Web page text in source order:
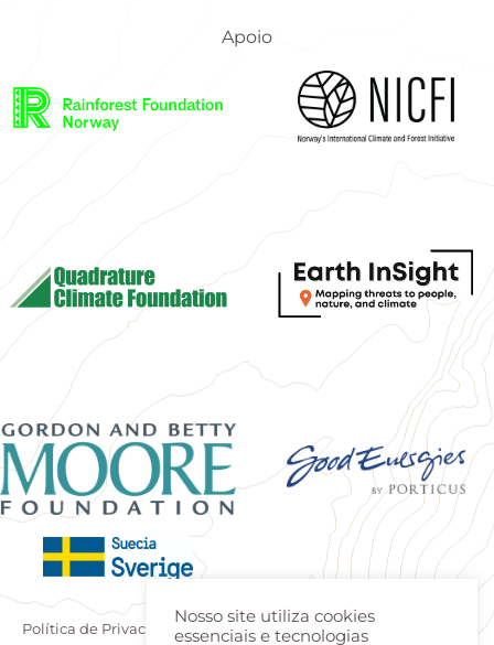
Apoio
Política de Privacidade Termos de uso | Produzido por
Nosso site utiliza cookies
essenciais e tecnologias